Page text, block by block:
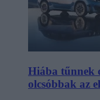
Hiába tűnnek
olcsóbbak az